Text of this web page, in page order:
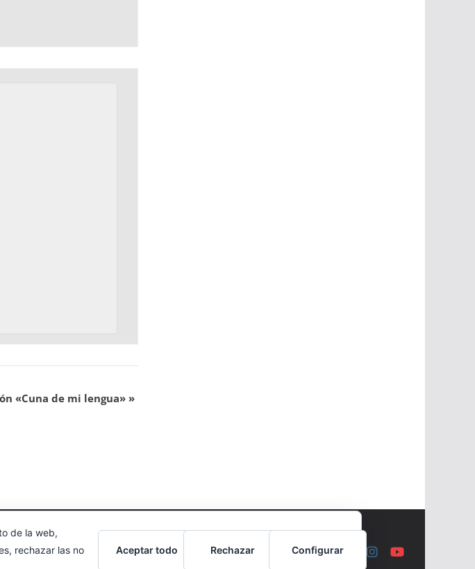
«Cuna de mi lengua» »
de la web,
rechazar las no
Aceptar todo Rechazar Configurar